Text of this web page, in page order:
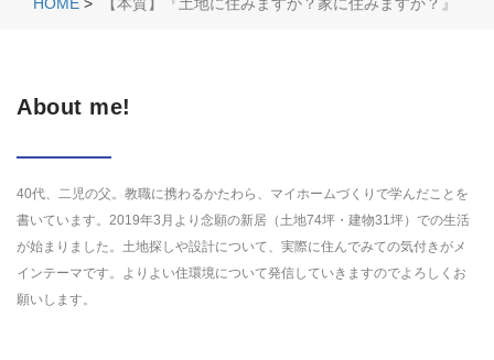
About me!
40代、二児の父。教職に携わるかたわら、マイホームづくりで学んだことを
書いています。2019年3月より念願の新居（土地74坪・建物31坪）での生活
が始まりました。土地探しや設計について、実際に住んでみての気付きがメ
インテーマです。よりよい住環境について発信していきますのでよろしくお
願いします。